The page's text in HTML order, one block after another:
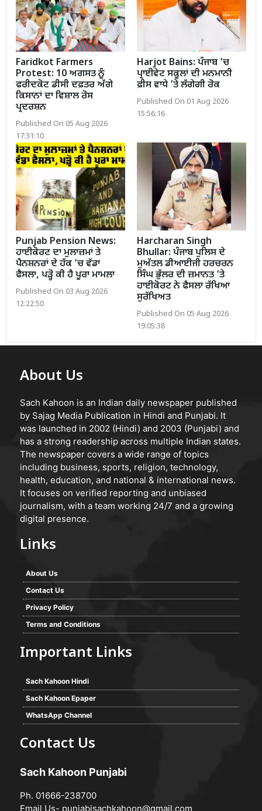
Faridkot Farmers
Protest: 10 ਅਗਸਤ ਨੂੰ
ਫਰੀਦਕੋਟ ਡੀਸੀ ਦਫ਼ਤਰ ਅੱਗੇ
ਕਿਸਾਨਾਂ ਦਾ ਵਿਸ਼ਾਲ ਰੋਸ
ਪ੍ਰਦਰਸ਼ਨ
Published On 05 Aug 2026
17:31:10
Harjot Bains: ਪੰਜਾਬ ’ਚ
ਪ੍ਰਾਈਵੇਟ ਸਕੂਲਾਂ ਦੀ ਮਨਮਾਨੀ
ਫ਼ੀਸ ਵਾਧੇ ’ਤੇ ਲੱਗੇਗੀ ਰੋਕ
Published On 01 Aug 2026
15:56:16
Punjab Pension News:
ਹਾਈਕੋਰਟ ਦਾ ਮੁਲਾਜ਼ਮਾਂ ਤੇ
ਪੈਨਸ਼ਨਰਾਂ ਦੇ ਹੱਕ ’ਚ ਵੱਡਾ
ਫੈਸਲਾ, ਪੜ੍ਹੋ ਕੀ ਹੈ ਪੂਰਾ ਮਾਮਲਾ
Published On 03 Aug 2026
12:22:50
Harcharan Singh
Bhullar: ਪੰਜਾਬ ਪੁਲਿਸ ਦੇ
ਮੁਅੱਤਲ ਡੀਆਈਜੀ ਹਰਚਰਨ
ਸਿੰਘ ਭੁੱਲਰ ਦੀ ਜ਼ਮਾਨਤ ’ਤੇ
ਹਾਈਕੋਰਟ ਨੇ ਫੈਸਲਾ ਰੱਖਿਆ
ਸੁਰੱਖਿਅਤ
Published On 05 Aug 2026
19:05:38
About Us
Sach Kahoon is an Indian daily newspaper published
by Sajag Media Publication in Hindi and Punjabi. It
was launched in 2002 (Hindi) and 2003 (Punjabi) and
has a strong readership across multiple Indian states.
The newspaper covers a wide range of topics
including business, sports, religion, technology,
health, education, and national & international news.
It focuses on verified reporting and unbiased
journalism, with a team working 24/7 and a growing
digital presence.
Links
About Us
Contact Us
Privacy Policy
Terms and Conditions
Important Links
Sach Kahoon Hindi
Sach Kahoon Epaper
WhatsApp Channel
Contact Us
Sach Kahoon Punjabi
Ph. 01666-238700
Email Us- punjabisachkahoon@gmail.com